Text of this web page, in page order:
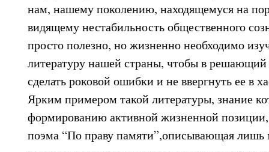
нам, нашему поколению, находящемуся на
видящему нестабильность общественного
просто полезно, но жизненно необходимо
литературу нашей страны, чтобы в
сделать роковой ошибки и не ввергнуть ее в
Ярким примером такой литературы, знание
формированию активной жизненной
поэма “По праву памяти”,описывающая лишь